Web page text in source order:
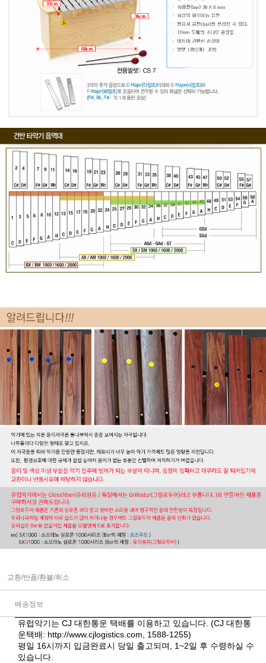
교환/반품/환불/취소
배송정보
유럽악기는 CJ 대한통운 택배를 이용하고 있습니다. (CJ 대한통
운택배: http://www.cjlogistics.com, 1588-1255)
평일 16시까지 입금완료시 당일 출고되며, 1~2일 후 수령하실 수
있습니다.